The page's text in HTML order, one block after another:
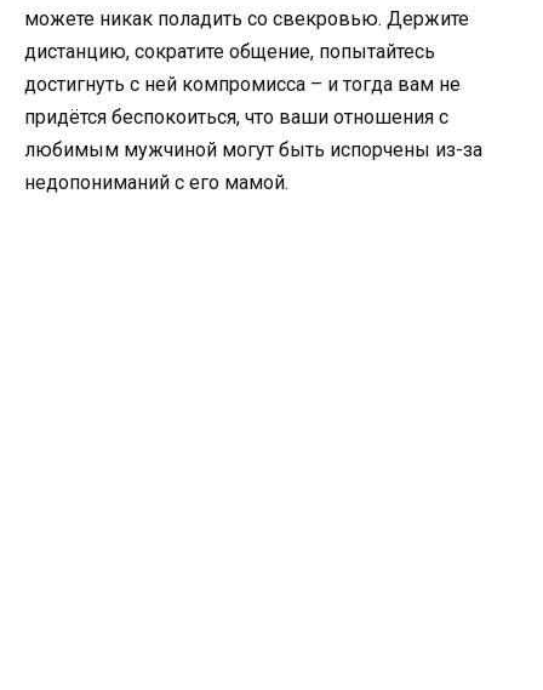
можете никак поладить со свекровью. Держите
дистанцию, сократите общение, попытайтесь
достигнуть с ней компромисса – и тогда вам не
придётся беспокоиться, что ваши отношения с
любимым мужчиной могут быть испорчены из-за
недопониманий с его мамой.